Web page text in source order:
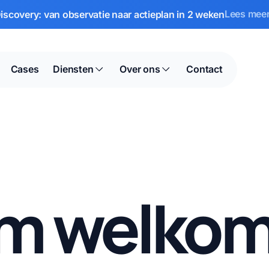
van observatie naar actieplan in 2 wekenLees
Cases Diensten Over ons Contact